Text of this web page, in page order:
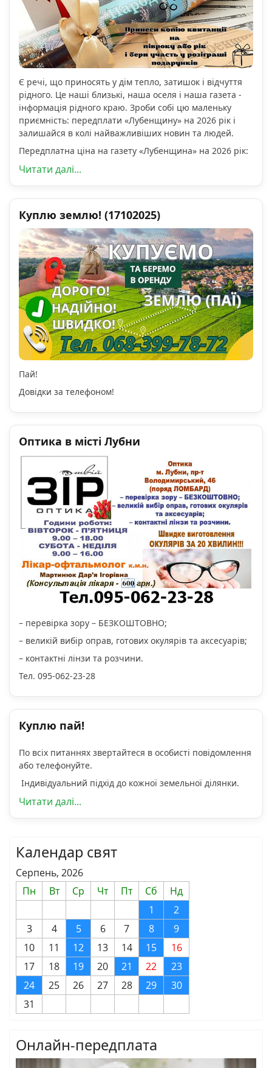
Є речі, що приносять у дім тепло, затишок і відчуття
рідного. Це наші близькі, наша оселя і наша газета -
інформація рідного краю. Зроби собі цю маленьку
приємність: передплати «Лубенщину» на 2026 рік і
залишайся в колі найважливіших новин та людей.
Передплатна ціна на газету «Лубенщина» на 2026 рік:
Читати далі...
Куплю землю! (17102025)
Пай!
Довідки за телефоном!
Оптика в місті Лубни
– перевірка зору – БЕЗКОШТОВНО;
– великій вибір оправ, готових окулярів та аксесуарів;
– контактні лінзи та розчини.
Тел. 095-062-23-28
Куплю пай!
По всіх питаннях звертайтеся в особисті повідомлення
або телефонуйте.
Індивідуальний підхід до кожної земельної ділянки.
Читати далі...
Календар свят
Серпень, 2026
Пн
Вт Ср Чт Пт Сб
Нд
1
2
3
4 5 6 7 8
9
10
11 12 13 14 15
16
17
18 19 20 21 22
23
24
25 26 27 28 29
30
31
Онлайн-передплата